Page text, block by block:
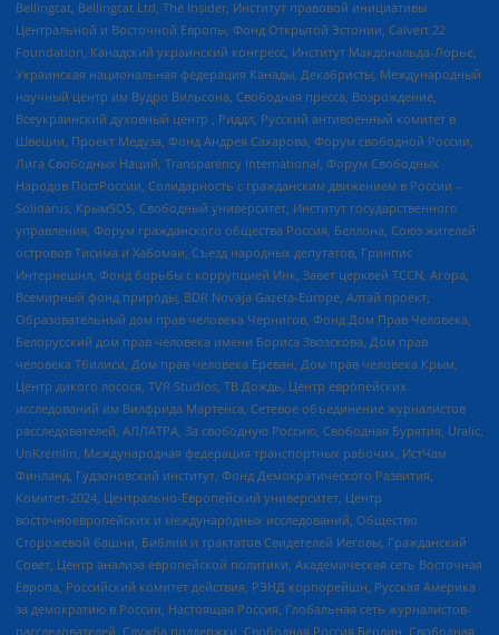
Bellingcat, Bellingcat Ltd, The Insider, Институт правовой инициативы
Центральной и Восточной Европы, Фонд Открытой Эстонии, Calvert 22
Foundation, Канадский украинский конгресс, Институт Макдональда-Лорье,
Украинская национальная федерация Канады, Декабристы, Международный
научный центр им Вудро Вильсона, Свободная пресса, Возрождение,
Всеукраинский духовный центр , Риддл, Русский антивоенный комитет в
Швеции, Проект Медуза, Фонд Андрея Сахарова, Форум свободной России,
Лига Свободных Наций, Transparеncy International, Форум Свободных
Народов ПостРоссии, Солидарность с гражданским движением в России –
Solidarus, КрымSOS, Свободный университет, Институт государственного
управления, Форум гражданского общества Россия, Беллона, Союз жителей
островов Тисима и Хабомаи, Съезд народных депутатов, Гринпис
Интернешнл, Фонд борьбы с коррупцией Инк, Завет церквей TCCN, Агора,
Всемирный фонд природы, BDR Novaja Gazeta-Europe, Алтай проект,
Образовательный дом прав человека Чернигов, Фонд Дом Прав Человека,
Белорусский дом прав человека имени Бориса Звозскова, Дом прав
человека Тбилиси, Дом прав человека Ереван, Дом прав человека Крым,
Центр дикого лосося, TVR Studios, ТВ Дождь, Центр европейских
исследований им Вилфрида Мартенса, Сетевое объединение журналистов
расследователей, АЛЛАТРА, За свободную Россию, Свободная Бурятия, Uralic,
UnKremlin, Международная федерация транспортных рабочих, ИстЧам
Финланд, Гудзоновский институт, Фонд Демократического Развития,
Комитет-2024, Центрально-Европейский университет, Центр
восточноевропейских и международных исследований, Общество
Сторожевой башни, Библии и трактатов Свидетелей Иеговы, Гражданский
Совет, Центр анализа европейской политики, Академическая сеть Восточная
Европа, Российский комитет действия, РЭНД корпорейшн, Русская Америка
за демократию в России, Настоящая Россия, Глобальная сеть журналистов-
расследователей, Служба поддержки, Свободная Россия Берлин, Свободная